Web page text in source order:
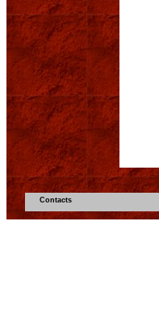
Contacts